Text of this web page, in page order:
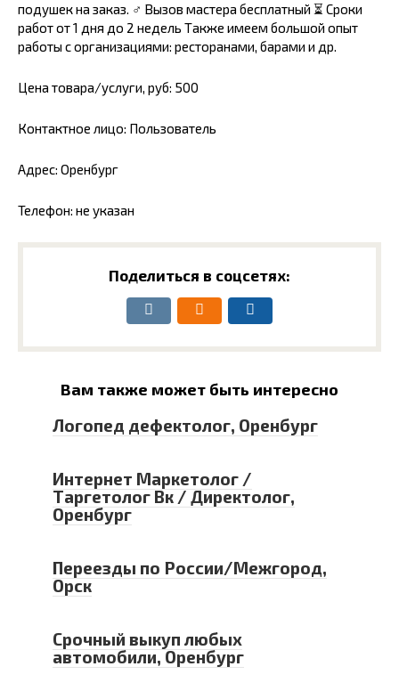
подушек на заказ. ‍♂️ Вызов мастера бесплатный ⏳ Сроки
работ от 1 дня до 2 недель Также имеем большой опыт
работы с организациями: ресторанами, барами и др.
Цена товара/услуги, руб: 500
Контактное лицо: Пользователь
Адрес: Оренбург
Телефон: не указан
Поделиться в соцсетях:
Вам также может быть интересно
Логопед дефектолог, Оренбург
Интернет Маркетолог /
Таргетолог Вк / Директолог,
Оренбург
Переезды по России/Межгород,
Орск
Срочный выкуп любых
автомобили, Оренбург